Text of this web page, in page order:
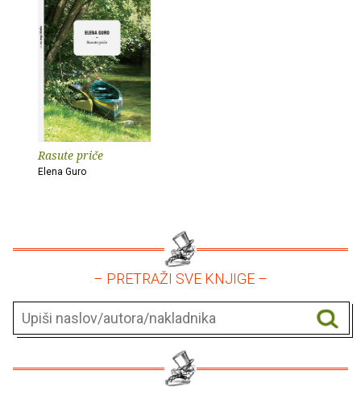
Rasute priče
Elena Guro
– PRETRAŽI SVE KNJIGE –